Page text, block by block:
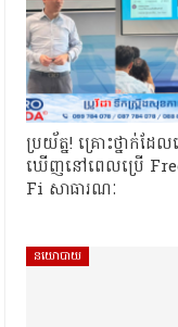
ប្រយ័ត្ន! គ្រោះថ្នាក់ដែ
ឃើញនៅពេលប្រើ
Fi សាធារណៈ
នយោបាយ